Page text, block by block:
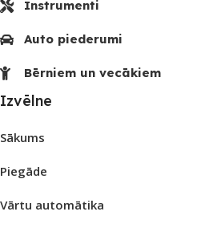
Instrumenti
Auto piederumi
Bērniem un vecākiem
Izvēlne
Sākums
Piegāde
Vārtu automātika